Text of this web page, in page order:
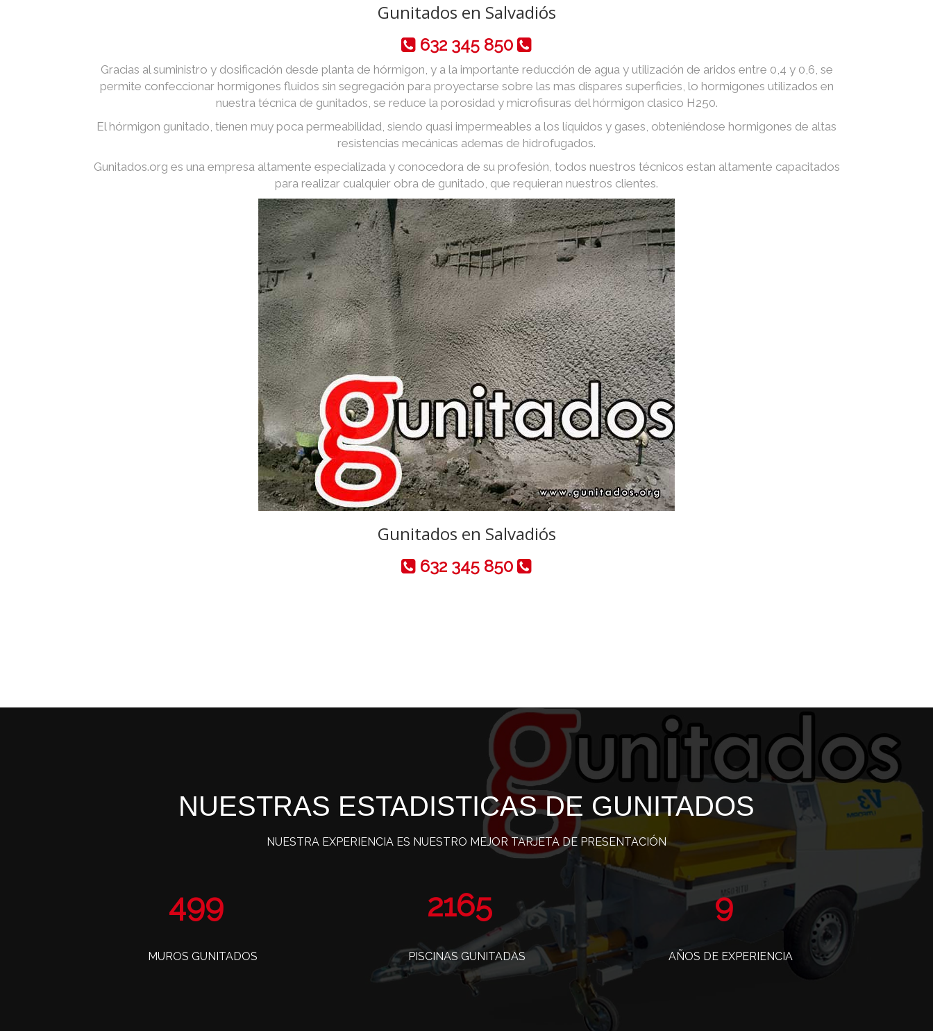
Gunitados en Salvadiós
632 345 850
Gracias al suministro y dosificación desde planta de hórmigon, y a la importante reducción de agua y utilización de aridos entre 0,4 y 0,6, se
permite confeccionar hormigones fluidos sin segregación para proyectarse sobre las mas dispares superficies, lo hormigones utilizados en
nuestra técnica de gunitados, se reduce la porosidad y microfisuras del hórmigon clasico H250.
El hórmigon gunitado, tienen muy poca permeabilidad, siendo quasi impermeables a los líquidos y gases, obteniéndose hormigones de altas
resistencias mecánicas ademas de hidrofugados.
Gunitados.org es una empresa altamente especializada y conocedora de su profesión, todos nuestros técnicos estan altamente capacitados
para realizar cualquier obra de gunitado, que requieran nuestros clientes.
Gunitados en Salvadiós
632 345 850
NUESTRAS ESTADISTICAS DE GUNITADOS
NUESTRA EXPERIENCIA ES NUESTRO MEJOR TARJETA DE PRESENTACIÓN
802
MUROS GUNITADOS
3477
PISCINAS GUNITADAS
15
AÑOS DE EXPERIENCIA